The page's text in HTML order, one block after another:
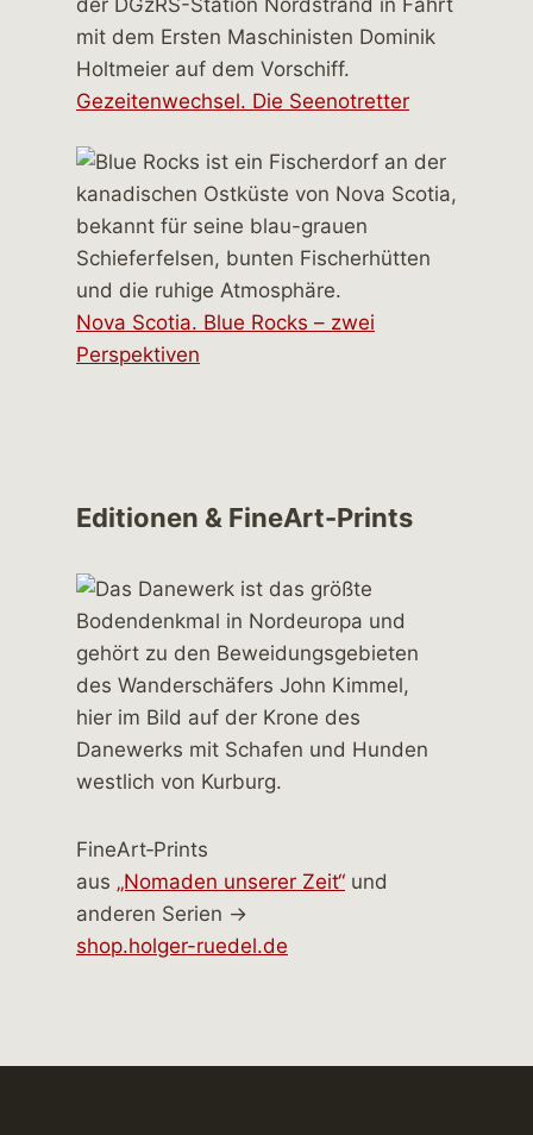
Gezeitenwechsel. Die Seenotretter
Nova Scotia. Blue Rocks – zwei
Perspektiven
Editionen & FineArt-Prints
FineArt‑Prints
aus „Nomaden unserer Zeit“ und
anderen Serien →
shop.holger-ruedel.de